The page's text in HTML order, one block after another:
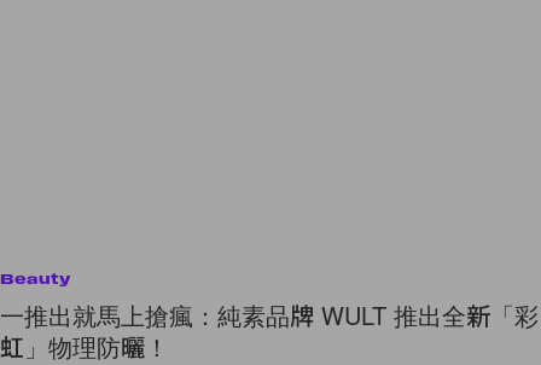
Beauty
一推出就馬上搶瘋：純素品牌 WULT 推出全新「彩
虹」物理防曬！